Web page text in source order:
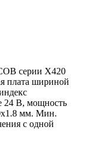
серии X420
плата шириной
24 В, мощность
мм. Мин.
с одной